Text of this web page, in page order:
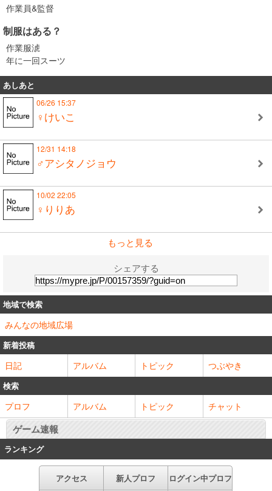
作業員&監督
制服はある？
作業服淲
年に一回スーツ
あしあと
06/26 15:37
♀けいこ
12/31 14:18
♂アシタノジョウ
10/02 22:05
♀りりあ
もっと見る
シェアする
地域で検索
みんなの地域広場
新着投稿
日記 アルバム トピック つぶやき
検索
プロフ アルバム トピック チャット
ゲーム速報
ランキング
アクセス 新人プロフ ログイン中プロフ